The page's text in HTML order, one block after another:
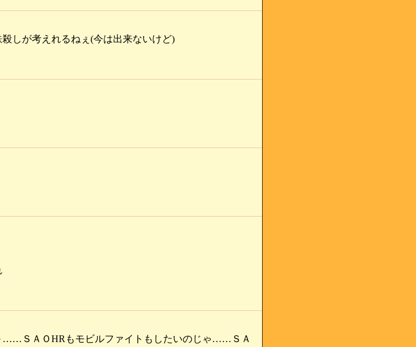
しが考えれるねぇ(今は出来ないけど)
……ＳＡＯHRもモビルファイトもしたいのじゃ……ＳＡ